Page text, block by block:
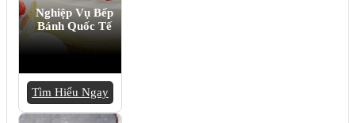
Nghiệp Vụ Bếp
Bánh Quốc Tế
Tìm Hiểu Ngay